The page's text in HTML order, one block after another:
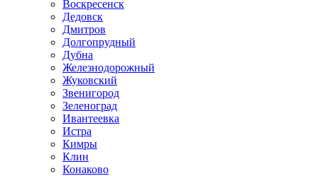
Воскресенск
Дедовск
Дмитров
Долгопрудный
Дубна
Железнодорожный
Жуковский
Звенигород
Зеленоград
Ивантеевка
Истра
Кимры
Клин
Конаково